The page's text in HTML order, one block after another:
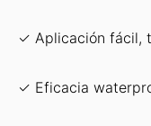
✓ Aplicación fácil,
✓ Eficacia